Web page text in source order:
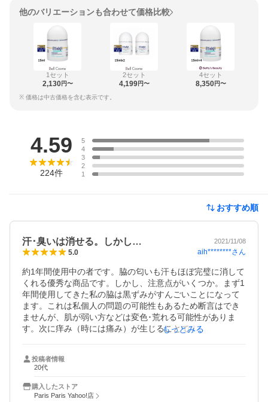
他のバリエーションも合わせて価格比較
1セット
2,130円〜
2セット
4,199円〜
4セット
8,350円〜
※ 価格は中古価格を含む表示です。
4.59
224件
5
4
3
2
1
おすすめ順
汗･臭いは消せる。しかし… 2021/11/08
5.0 aih********さん
約1年間使用中の者です。脇の匂いも汗もほぼ完璧に消して
くれる優秀な商品です。しかし、注意点がいくつか。まず1
年間使用してきた私の脇は黒ずみがすんごいことになって
ます。これは私個人の問題の可能性もあるため断言はでき
ませんが、肌が弱い方などは変色･荒れる可能性がありま
す。次に痒み（時には痛み）が生じることです。痒みは他
た後にこの商品を塗った時に発生します。恐らく剃刀後の
使用はそもそも推奨されていないのでしない方が良いので
すが私はほぼ毎日使用しなくては気が済まないため何日か
に一回は（脇毛の処理後の使用によって）痛みが発生しま
もっとみる
投稿者情報
20代
購入したストア
Paris Paris Yahoo!店